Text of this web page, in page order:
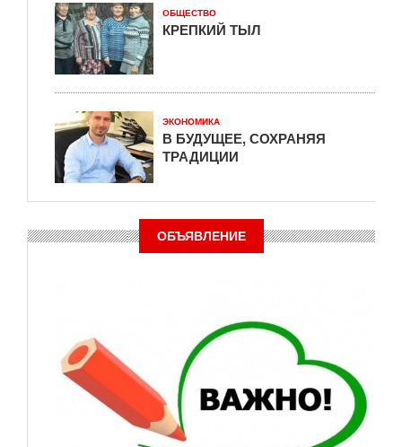
ОБЩЕСТВО
КРЕПКИЙ ТЫЛ
ЭКОНОМИКА
В БУДУЩЕЕ, СОХРАНЯЯ
ТРАДИЦИИ
ОБЪЯВЛЕНИЕ